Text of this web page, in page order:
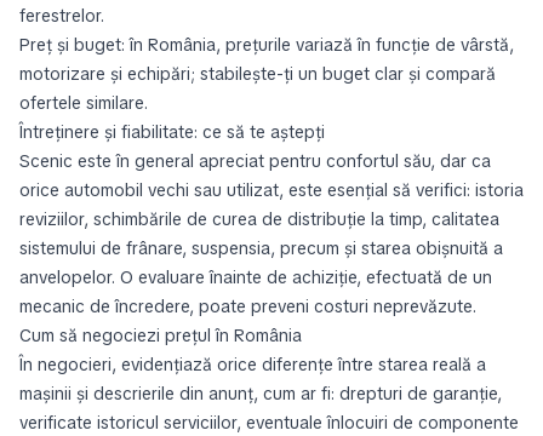
ferestrelor.
Preț și buget: în România, prețurile variază în funcție de vârstă,
motorizare și echipări; stabilește-ți un buget clar și compară
ofertele similare.
Întreținere și fiabilitate: ce să te aștepți
Scenic este în general apreciat pentru confortul său, dar ca
orice automobil vechi sau utilizat, este esențial să verifici: istoria
reviziilor, schimbările de curea de distribuție la timp, calitatea
sistemului de frânare, suspensia, precum și starea obișnuită a
anvelopelor. O evaluare înainte de achiziție, efectuată de un
mecanic de încredere, poate preveni costuri neprevăzute.
Cum să negociezi prețul în România
În negocieri, evidențiază orice diferențe între starea reală a
mașinii și descrierile din anunț, cum ar fi: drepturi de garanție,
verificate istoricul serviciilor, eventuale înlocuiri de componente